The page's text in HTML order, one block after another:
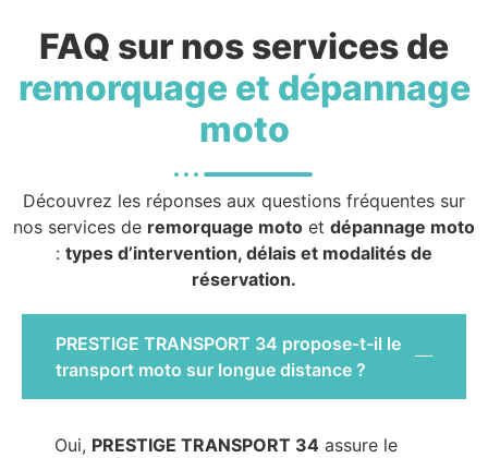
FAQ sur nos services de
remorquage et dépannage
moto
Découvrez les réponses aux questions fréquentes sur
nos services de remorquage moto et dépannage moto
: types d’intervention, délais et modalités de
réservation.
PRESTIGE TRANSPORT 34 propose-t-il le
transport moto sur longue distance ?
Oui, PRESTIGE TRANSPORT 34 assure le